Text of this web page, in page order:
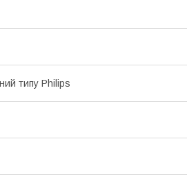
типу Philips